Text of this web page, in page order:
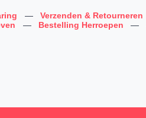
— Verzenden & Retourneren
— Bestelling Herroepen —